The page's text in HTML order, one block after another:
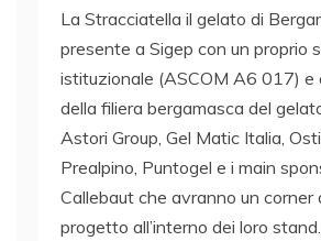
La Stracciatella il gelato di
presente a Sigep con un proprio
istituzionale (ASCOM A6 017) e
della filiera bergamasca del
Astori Group, Gel Matic Italia,
Prealpino, Puntogel e i main
Callebaut che avranno un corner
progetto all’interno dei loro